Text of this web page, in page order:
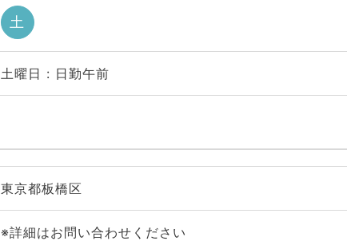
土
土曜日 : 日勤午前
東京都板橋区
※詳細はお問い合わせください